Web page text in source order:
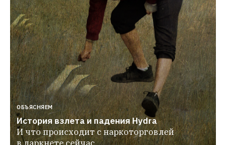
ОБЪЯСНЯЕМ
История взлета и падения Hydra
И что происходит с наркоторговлей